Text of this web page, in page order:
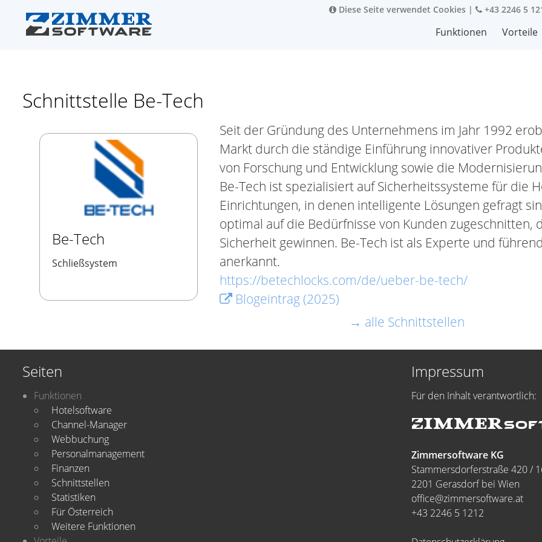
Diese Seite verwendet Cookies | +43 2246 5
Funktionen Vorteile
Schnittstelle Be-Tech
Be-Tech
Schließsystem
Seit der Gründung des Unternehmens im Jahr 1992
Markt durch die ständige Einführung innovativer
von Forschung und Entwicklung sowie die
Be-Tech ist spezialisiert auf Sicherheitssysteme für die
Einrichtungen, in denen intelligente Lösungen gefragt
optimal auf die Bedürfnisse von Kunden zugeschnitten,
Sicherheit gewinnen. Be-Tech ist als Experte und
anerkannt.
https://betechlocks.com/de/ueber-be-tech/
Blogeintrag (2025)
→ alle Schnittstellen
Seiten
Funktionen
Hotelsoftware
Channel-Manager
Webbuchung
Personalmanagement
Finanzen
Schnittstellen
Statistiken
Für Österreich
Weitere Funktionen
Impressum
Für den Inhalt verantwortlich:
Zimmersoftware KG
Stammersdorferstraße 420 /
2201 Gerasdorf bei Wien
office@zimmersoftware.at
+43 2246 5 1212